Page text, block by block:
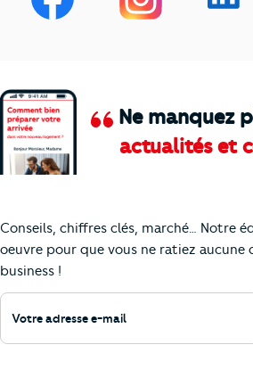
Ne manquez
actualités et
Conseils, chiffres clés, marché… Notre
oeuvre pour que vous ne ratiez
business !
Votre adresse e-mail